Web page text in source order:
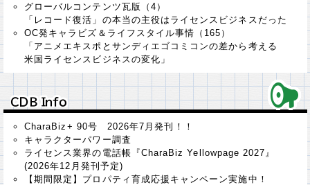
グローバルコンテンツ瓦版（4）
「レコード復活」の本当の主役はライセンスビジネスだった
OC発キャラビズ＆ライフスタイル事情（165）
「アニメエキスポとサンディエゴコミコンの差から考える
米国ライセンスビジネスの変化」
ＣＤＢ Ｉｎｆｏ
ＣＤＢ Ｉｎｆｏ
CharaBiz+ 90号 2026年7月発刊！！
キャラクターパワー調査
ライセンス業界の電話帳『CharaBiz Yellowpage 2027』
(2026年12月発刊予定)
【期間限定】プロパティ育成応援キャンペーン実施中！